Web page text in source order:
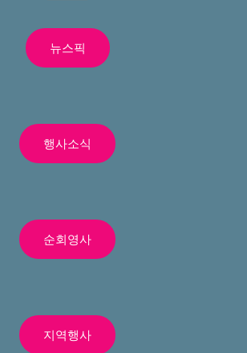
뉴스픽
행사소식
순회영사
지역행사